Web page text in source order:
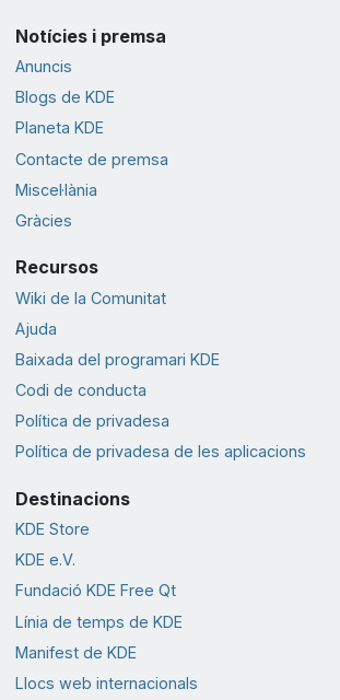
Notícies i premsa
Anuncis
Blogs de KDE
Planeta KDE
Contacte de premsa
Miscel·lània
Gràcies
Recursos
Wiki de la Comunitat
Ajuda
Baixada del programari KDE
Codi de conducta
Política de privadesa
Política de privadesa de les aplicacions
Destinacions
KDE Store
KDE e.V.
Fundació KDE Free Qt
Línia de temps de KDE
Manifest de KDE
Llocs web internacionals